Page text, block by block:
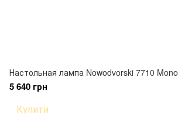
Настольная лампа Nowodvorski 7710 Mono
5 640 грн
Купити